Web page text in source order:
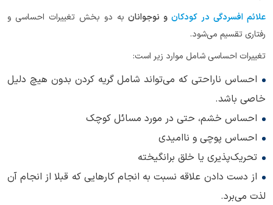
علائم افسردگی در کودکانو نوجوانانبه دو بخش تغییرات احساسی و
رفتاری تقسیم می‌شود.
تغییرات احساسی شامل موارد زیر است:
احساس ناراحتی که می‌تواند شامل گریه کردن بدون هیچ دلیل
خاصی باشد.
احساس خشم، حتی در مورد مسائل کوچک
احساس پوچی و ناامیدی
تحریک‌پذیری یا خلق برانگیخته
از دست دادن علاقه نسبت به انجام کارهایی که قبلا از انجام آن
لذت می‌برد.